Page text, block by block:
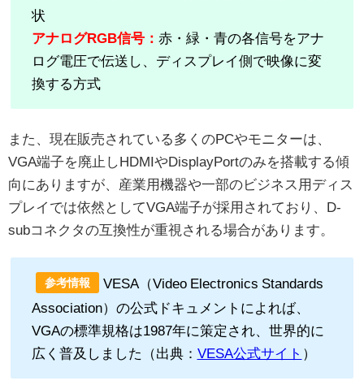
状
アナログRGB信号： 赤・緑・青の各信号をアナ
ログ電圧で伝送し、ディスプレイ側で映像に変
換する方式
また、現在販売されている多くのPCやモニターは、
VGA端子を廃止しHDMIやDisplayPortのみを搭載する傾
向にありますが、産業用機器や一部のビジネス用ディス
プレイでは依然としてVGA端子が採用されており、D-
subコネクタの互換性が重視される場合があります。
参考情報
VESA（Video Electronics Standards
Association）の公式ドキュメントによれば、
VGAの標準規格は1987年に策定され、世界的に
広く普及しました（出典： VESA公式サイト ）